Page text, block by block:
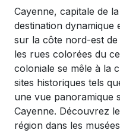
Cayenne, capitale de
destination dynamique
sur la côte nord-est
les rues colorées du
coloniale se mêle à la
sites historiques tels
une vue panoramique
Cayenne. Découvrez
région dans les